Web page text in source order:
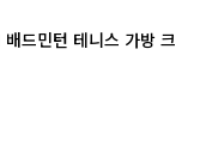
드민턴 테니스 가방 크